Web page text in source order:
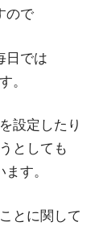
ので
日では
。
設定したり
としても
す。
とに関して